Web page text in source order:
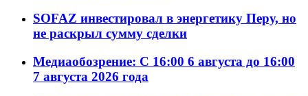
SOFAZ инвестировал в энергетику Перу, но
не раскрыл сумму сделки
Медиаобозрение: С 16:00 6 августа до 16:00
7 августа 2026 года